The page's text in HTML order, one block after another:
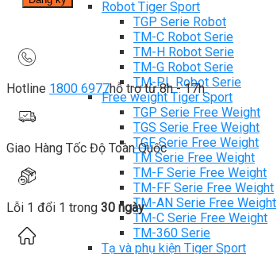
Robot Tiger Sport
TGP Serie Robot
TM-C Robot Serie
TM-H Robot Serie
TM-G Robot Serie
TM-PL Robot Serie
Free weight Tiger Sport
TGP Serie Free Weight
TGS Serie Free Weight
TGF Serie Free Weight
TM Serie Free Weight
TM-F Serie Free Weight
TM-FF Serie Free Weight
TM-AN Serie Free Weight
TM-C Serie Free Weight
TM-360 Serie
Tạ và phụ kiện Tiger Sport
Hotline 1800 6977hỗ trợ từ 8h - 17h
Giao Hàng Tốc Độ Toàn Quốc
Lỗi 1 đổi 1 trong 30 ngày